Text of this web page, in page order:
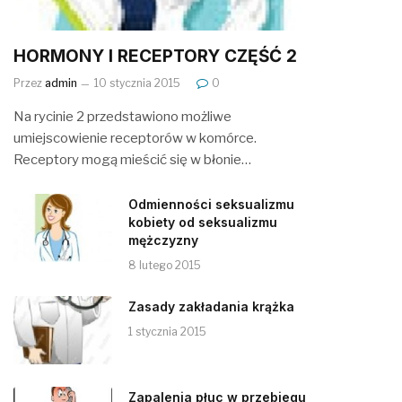
HORMONY I RECEPTORY CZĘŚĆ 2
Przez admin 10 stycznia 2015 0
Na rycinie 2 przedstawiono możliwe
umiejscowienie receptorów w komórce.
Receptory mogą mieścić się w błonie…
Odmienności seksualizmu
kobiety od seksualizmu
mężczyzny
8 lutego 2015
Zasady zakładania krążka
1 stycznia 2015
Zapalenia płuc w przebiegu